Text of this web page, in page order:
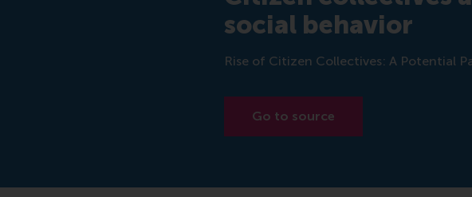
social behavior
Rise of Citizen Collectives: A Potential
Go to source